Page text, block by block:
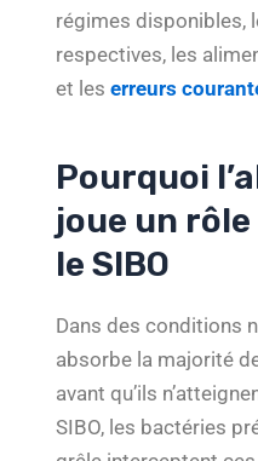
régimes disponibles,
respectives, les
et leserreurs
Pourquoi
joue un
le SIBO
Dans des conditions
absorbe la majorité
avant qu’ils
SIBO, les bactéries